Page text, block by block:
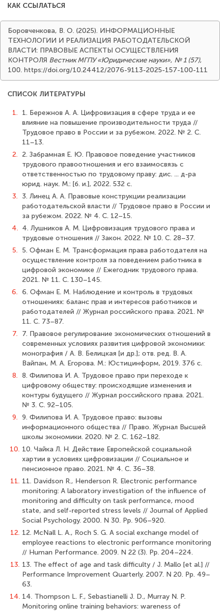
КАК ССЫЛАТЬСЯ
Боровченкова, В. О. (2025). ИНФОРМАЦИОННЫЕ
ТЕХНОЛОГИИ И РЕАЛИЗАЦИЯ РАБОТОДАТЕЛЬСКОЙ
ВЛАСТИ: ПРАВОВЫЕ АСПЕКТЫ ОСУЩЕСТВЛЕНИЯ
КОНТРОЛЯ Вестник МГПУ «Юридические науки», № 1 (57),
100. https://doi.org/10.24412/2076-9113-2025-157-100-111
СПИСОК ЛИТЕРАТУРЫ
1.
1. Бережнов А. А. Цифровизация в сфере труда и ее
влияние на повышение производительности труда //
Трудовое право в России и за рубежом. 2022. № 2. С.
11–13.
2. 2. Забрамная Е. Ю. Правовое поведение участников
трудового правоотношения и его взаимосвязь с
ответственностью по трудовому праву: дис. ... д-ра
юрид. наук. М.: [б. и.], 2022. 532 с.
3. 3. Линец А. А. Правовые конструкции реализации
работодательской власти // Трудовое право в России и
за рубежом. 2022. № 4. С. 12–15.
4. 4. Лушников А. М. Цифровизация трудового права и
трудовые отношения // Закон. 2022. № 10. С. 28–37.
5. 5. Офман Е. М. Трансформация права работодателя на
осуществление контроля за поведением работника в
цифровой экономике // Ежегодник трудового права.
2021. № 11. С. 130–145.
6. 6. Офман Е. М. Наблюдение и контроль в трудовых
отношениях: баланс прав и интересов работников и
работодателей // Журнал российского права. 2021. №
11. С. 73–87.
7.
7. Правовое регулирование экономических отношений в
современных условиях развития цифровой экономики:
монография / А. В. Белицкая [и др.]; отв. ред. В. А.
Вайпан, М. А. Егорова. М.: Юстицинформ, 2019. 376 с.
8. 8. Филипова И. А. Трудовое право при переходе к
цифровому обществу: происходящие изменения и
контуры будущего // Журнал российского права. 2021.
№ 3. С. 92–105.
9. 9. Филипова И. А. Трудовое право: вызовы
информационного общества // Право. Журнал Высшей
школы экономики. 2020. № 2. С. 162–182.
10. 10. Чайка Л. Н. Действие Европейской социальной
хартии в условиях цифровизации // Социальное и
пенсионное право. 2021. № 4. С. 36–38.
11. 11. Davidson R., Henderson R. Electronic performance
monitoring: A laboratory investigation of the influence of
monitoring and difficulty on task performance, mood
state, and self-reported stress levels // Journal of Applied
Social Psychology. 2000. N 30. Pp. 906–920.
12. 12. McNall L. A., Roch S. G. A social exchange model of
employee reactions to electronic performance monitoring
// Human Performance. 2009. N 22 (3). Pp. 204–224.
13. 13. The effect of age and task difficulty / J. Mallo [еt al.] //
Performance Improvement Quarterly. 2007. N 20. Pp. 49–
63.
14. 14. Thompson L. F., Sebastianelli J. D., Murray N. P.
Monitoring online training behaviors: wareness of